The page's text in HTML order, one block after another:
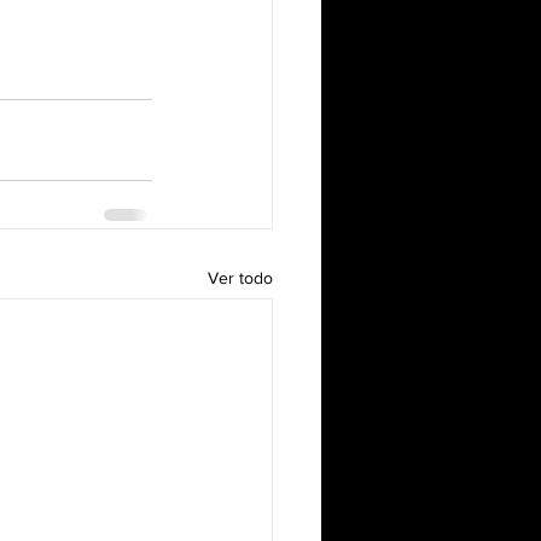
Ver todo